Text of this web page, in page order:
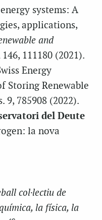
systems: A
applications,
and
146, 111180 (2021).
Energy
Storing Renewable
9, 785908 (2022).
del Deute
la nova
col·lectiu de
la física, la